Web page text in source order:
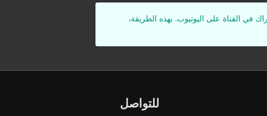
في القناة على اليوتيوب. بهذه الطريقة،
للتواصل